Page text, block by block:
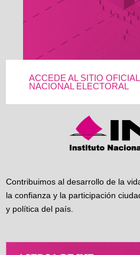
ACCEDE AL SITIO
NACIONAL ELECTORAL
Contribuimos al desarrollo de la
la confianza y la participación
y política del país.